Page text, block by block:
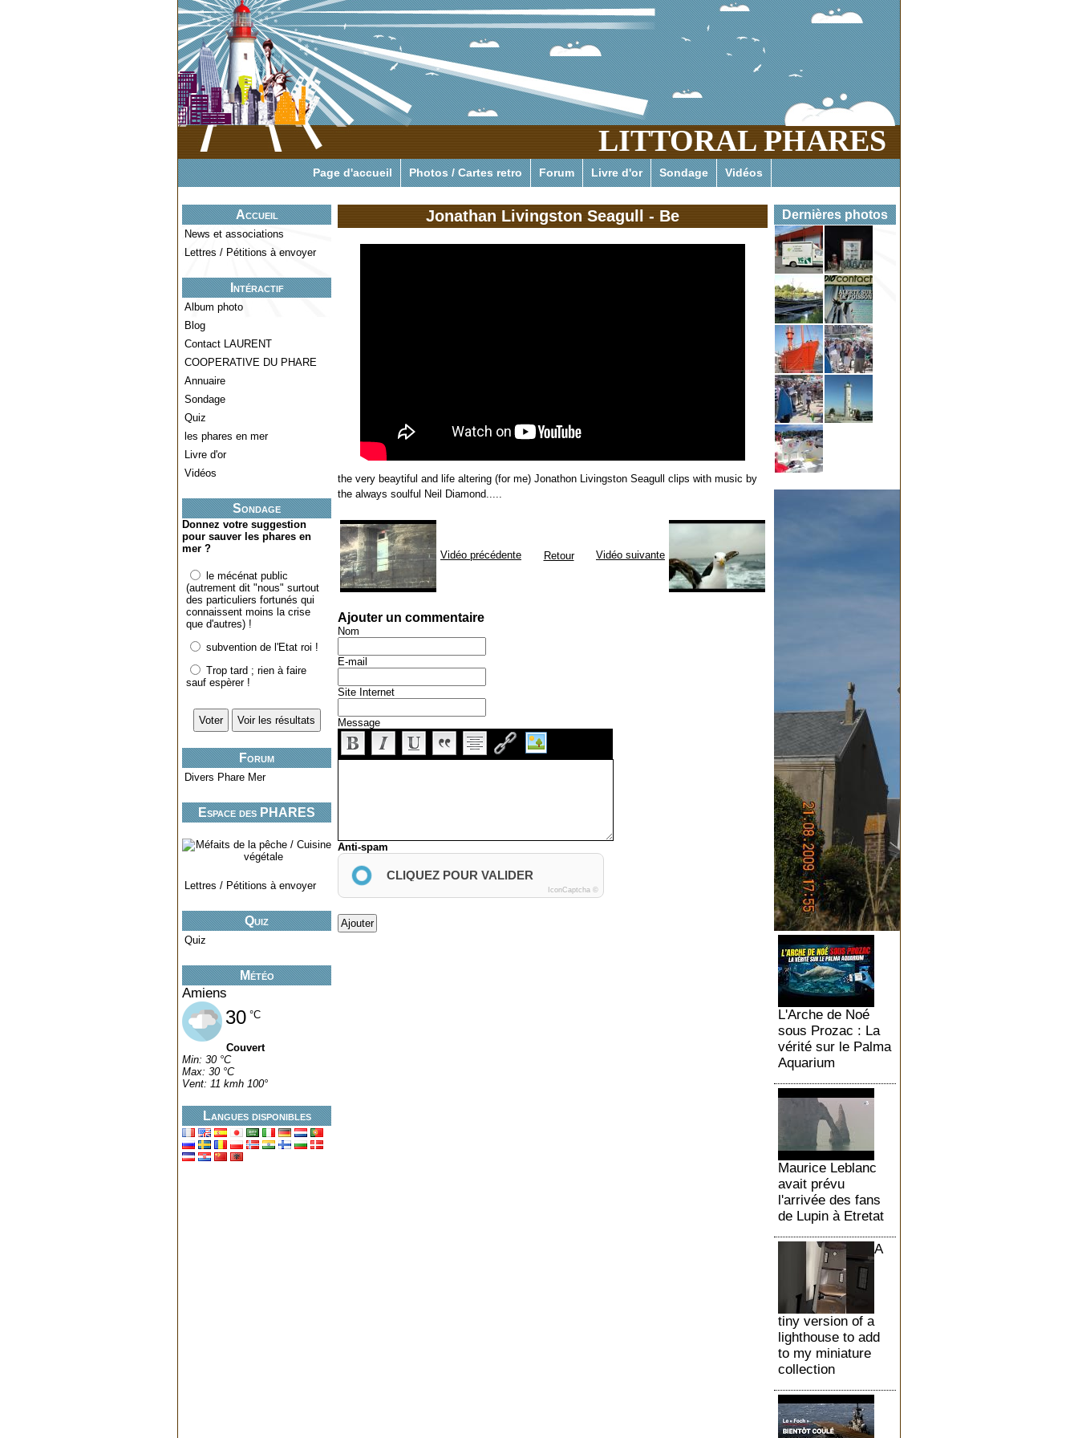
LITTORAL PHARES
Pour tout savoir ou presque de l'actualité pressante des phares marins enfer et paradis menacés
Page d'accueil Photos / Cartes retro Forum Livre d'or Sondage Vidéos
Accueil
News et associations
Lettres / Pétitions à envoyer
Intéractif
Album photo
Blog
Contact LAURENT
COOPERATIVE DU PHARE
Annuaire
Sondage
Quiz
les phares en mer
Livre d'or
Vidéos
Sondage
Donnez votre suggestion
pour sauver les phares en
mer ?
le mécénat public
(autrement dit "nous" surtout
des particuliers fortunés qui
connaissent moins la crise
que d'autres) !
subvention de l'Etat roi !
Trop tard ; rien à faire
sauf espèrer !
Forum
Divers Phare Mer
Espace des PHARES
Lettres / Pétitions à envoyer
Quiz
Quiz
Météo
Amiens
30 °C
Couvert
Min: 30 °C
Max: 30 °C
Vent: 11 kmh 100°
Langues disponibles
Dernières photos
L'Arche de Noé
sous Prozac : La
vérité sur le Palma
Aquarium
Maurice Leblanc
avait prévu
l'arrivée des fans
de Lupin à Etretat
A
tiny version of a
lighthouse to add
to my miniature
collection
Jonathan Livingston Seagull - Be
the very beaytiful and life altering (for me) Jonathon Livingston Seagull clips with music by
the always soulful Neil Diamond.....
Vidéo précédente Retour Vidéo suivante
Ajouter un commentaire
Nom
E-mail
Site Internet
Message
Anti-spam
CLIQUEZ POUR VALIDER
IconCaptcha ©